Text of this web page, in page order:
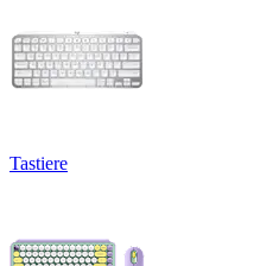
Tastiere